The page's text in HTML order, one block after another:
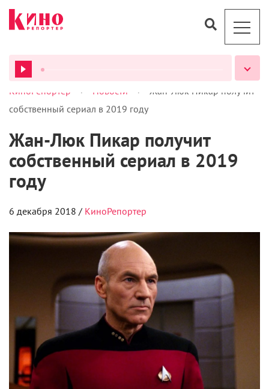
ВСЕ ПОДКАСТЫ
КиноРепортер > Новости >
Жан-Люк Пикар получит
собственный сериал в 2019 году
Жан-Люк Пикар получит
собственный сериал в 2019
году
6 декабря 2018 / КиноРепортер